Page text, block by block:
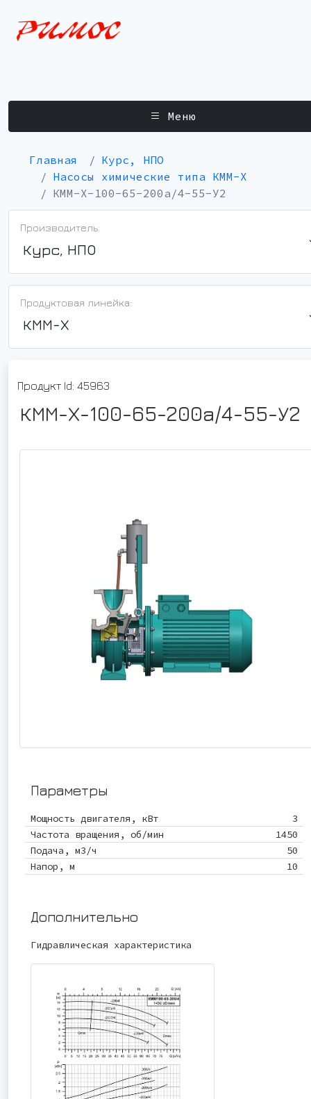
Меню
Главная
Курс, НПО
Насосы химические типа КММ-Х
КММ-Х-100-65-200а/4-55-У2
Производитель:
Курс, НПО
Продуктовая линейка:
КММ-Х
Продукт Id: 45963
КММ-Х-100-65-200а/4-55-У2
Параметры
Мощность двигателя, кВт
3
Частота вращения, об/мин
1450
Подача, м3/ч
50
Напор, м
10
Дополнительно
Гидравлическая характеристика